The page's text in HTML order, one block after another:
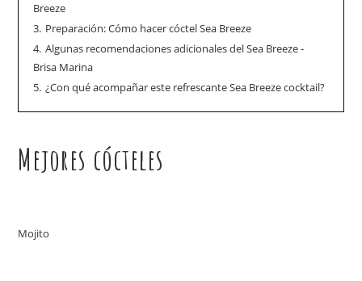
Breeze
3. Preparación: Cómo hacer cóctel Sea Breeze
4. Algunas recomendaciones adicionales del Sea Breeze -
Brisa Marina
5. ¿Con qué acompañar este refrescante Sea Breeze cocktail?
Mejores cócteles
Mojito